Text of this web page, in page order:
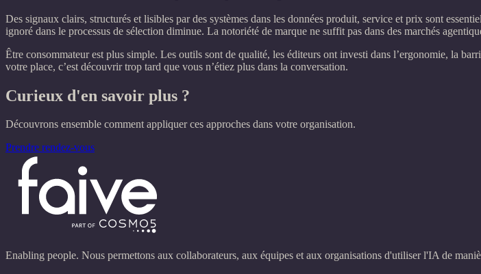
Des signaux clairs, structurés et lisibles par des systèmes dans les données produit, service et prix sont
ignoré dans le processus de sélection diminue. La notoriété de marque ne suffit pas dans des marchés
Être consommateur est plus simple. Les outils sont de qualité, les éditeurs ont investi dans l’ergonomie, la
votre place, c’est découvrir trop tard que vous n’étiez plus dans la conversation.
Curieux d'en savoir plus ?
Découvrons ensemble comment appliquer ces approches dans votre organisation.
Prendre rendez-vous
Enabling people. Nous permettons aux collaborateurs, aux équipes et aux organisations d'utiliser l'IA de